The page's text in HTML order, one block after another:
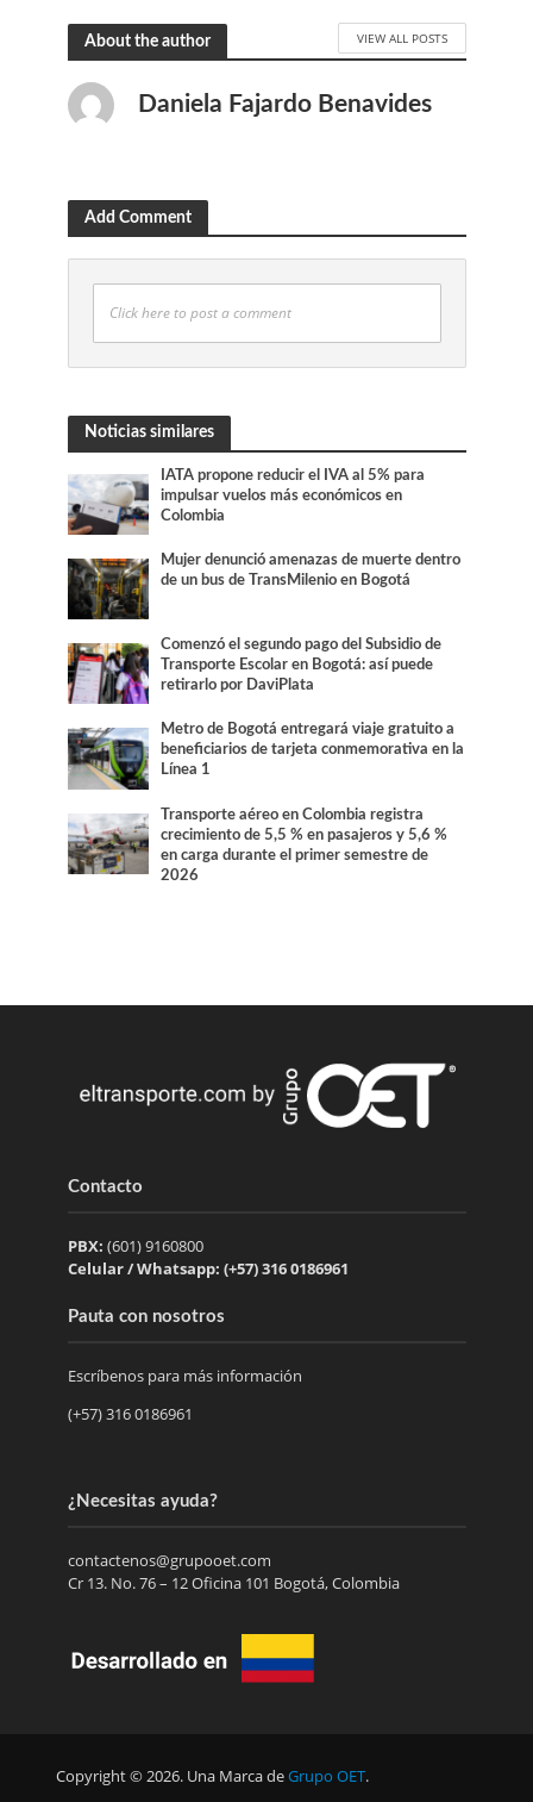
About the author VIEW ALL POSTS
Daniela Fajardo Benavides
Add Comment
Click here to post a comment
Noticias similares
IATA propone reducir el IVA al 5% para
impulsar vuelos más económicos en
Colombia
Mujer denunció amenazas de muerte dentro
de un bus de TransMilenio en Bogotá
Comenzó el segundo pago del Subsidio de
Transporte Escolar en Bogotá: así puede
retirarlo por DaviPlata
Metro de Bogotá entregará viaje gratuito a
beneficiarios de tarjeta conmemorativa en la
Línea 1
Transporte aéreo en Colombia registra
crecimiento de 5,5 % en pasajeros y 5,6 %
en carga durante el primer semestre de
2026
Contacto
PBX: (601) 9160800
Celular / Whatsapp: (+57) 316 0186961
Pauta con nosotros
Escríbenos para más información
(+57) 316 0186961
¿Necesitas ayuda?
contactenos@grupooet.com
Cr 13. No. 76 – 12 Oficina 101 Bogotá, Colombia
Copyright © 2026. Una Marca deGrupo OET.